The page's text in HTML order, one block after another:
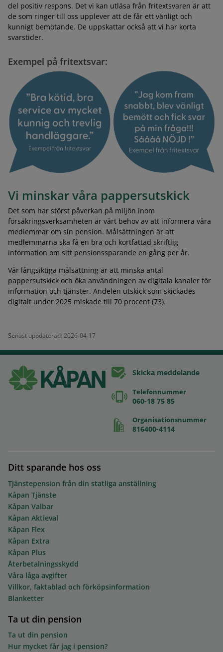
del positiv respons. Det vi kan utläsa från fritextsvaren är att
de som ringer till oss upplever att de får ett vänligt och
kunnigt bemötande. De uppskattar också att vi har korta
svarstider.
Exempel på fritextsvar:
Vi minskar våra pappersutskick
Det som har störst påverkan på miljön inom
försäkringsverksamheten är vårt behov av att informera våra
medlemmar om sin pension. Målsättningen är att
medlemmarna ska få en bra och kortfattad skriftlig
information om sitt pensionssparande en gång per år.
Vår långsiktiga målsättning är att minska antal
pappersutskick och öka användningen av digitala kanaler för
information och tjänster. Andelen utskick som skickades
digitalt under 2025 miskade till 70 procent (73).
Senast uppdaterad: 2026-04-17
Skicka meddelande
Telefonnummer
060-18 75 85
Organisationsnummer
816400-4114
Ditt sparande hos oss
Tjänstepension från din statliga anställning
Kåpan Tjänste
Kåpan Valbar
Kåpan Aktieval
Kåpan Flex
Kåpan Extra
Kåpan Plus
Återbetalningsskydd
Våra låga avgifter
Villkor, faktablad och förköpsinformation
Blanketter
Ta ut din pension
Ta ut din pension
Hur mycket får jag i pension?